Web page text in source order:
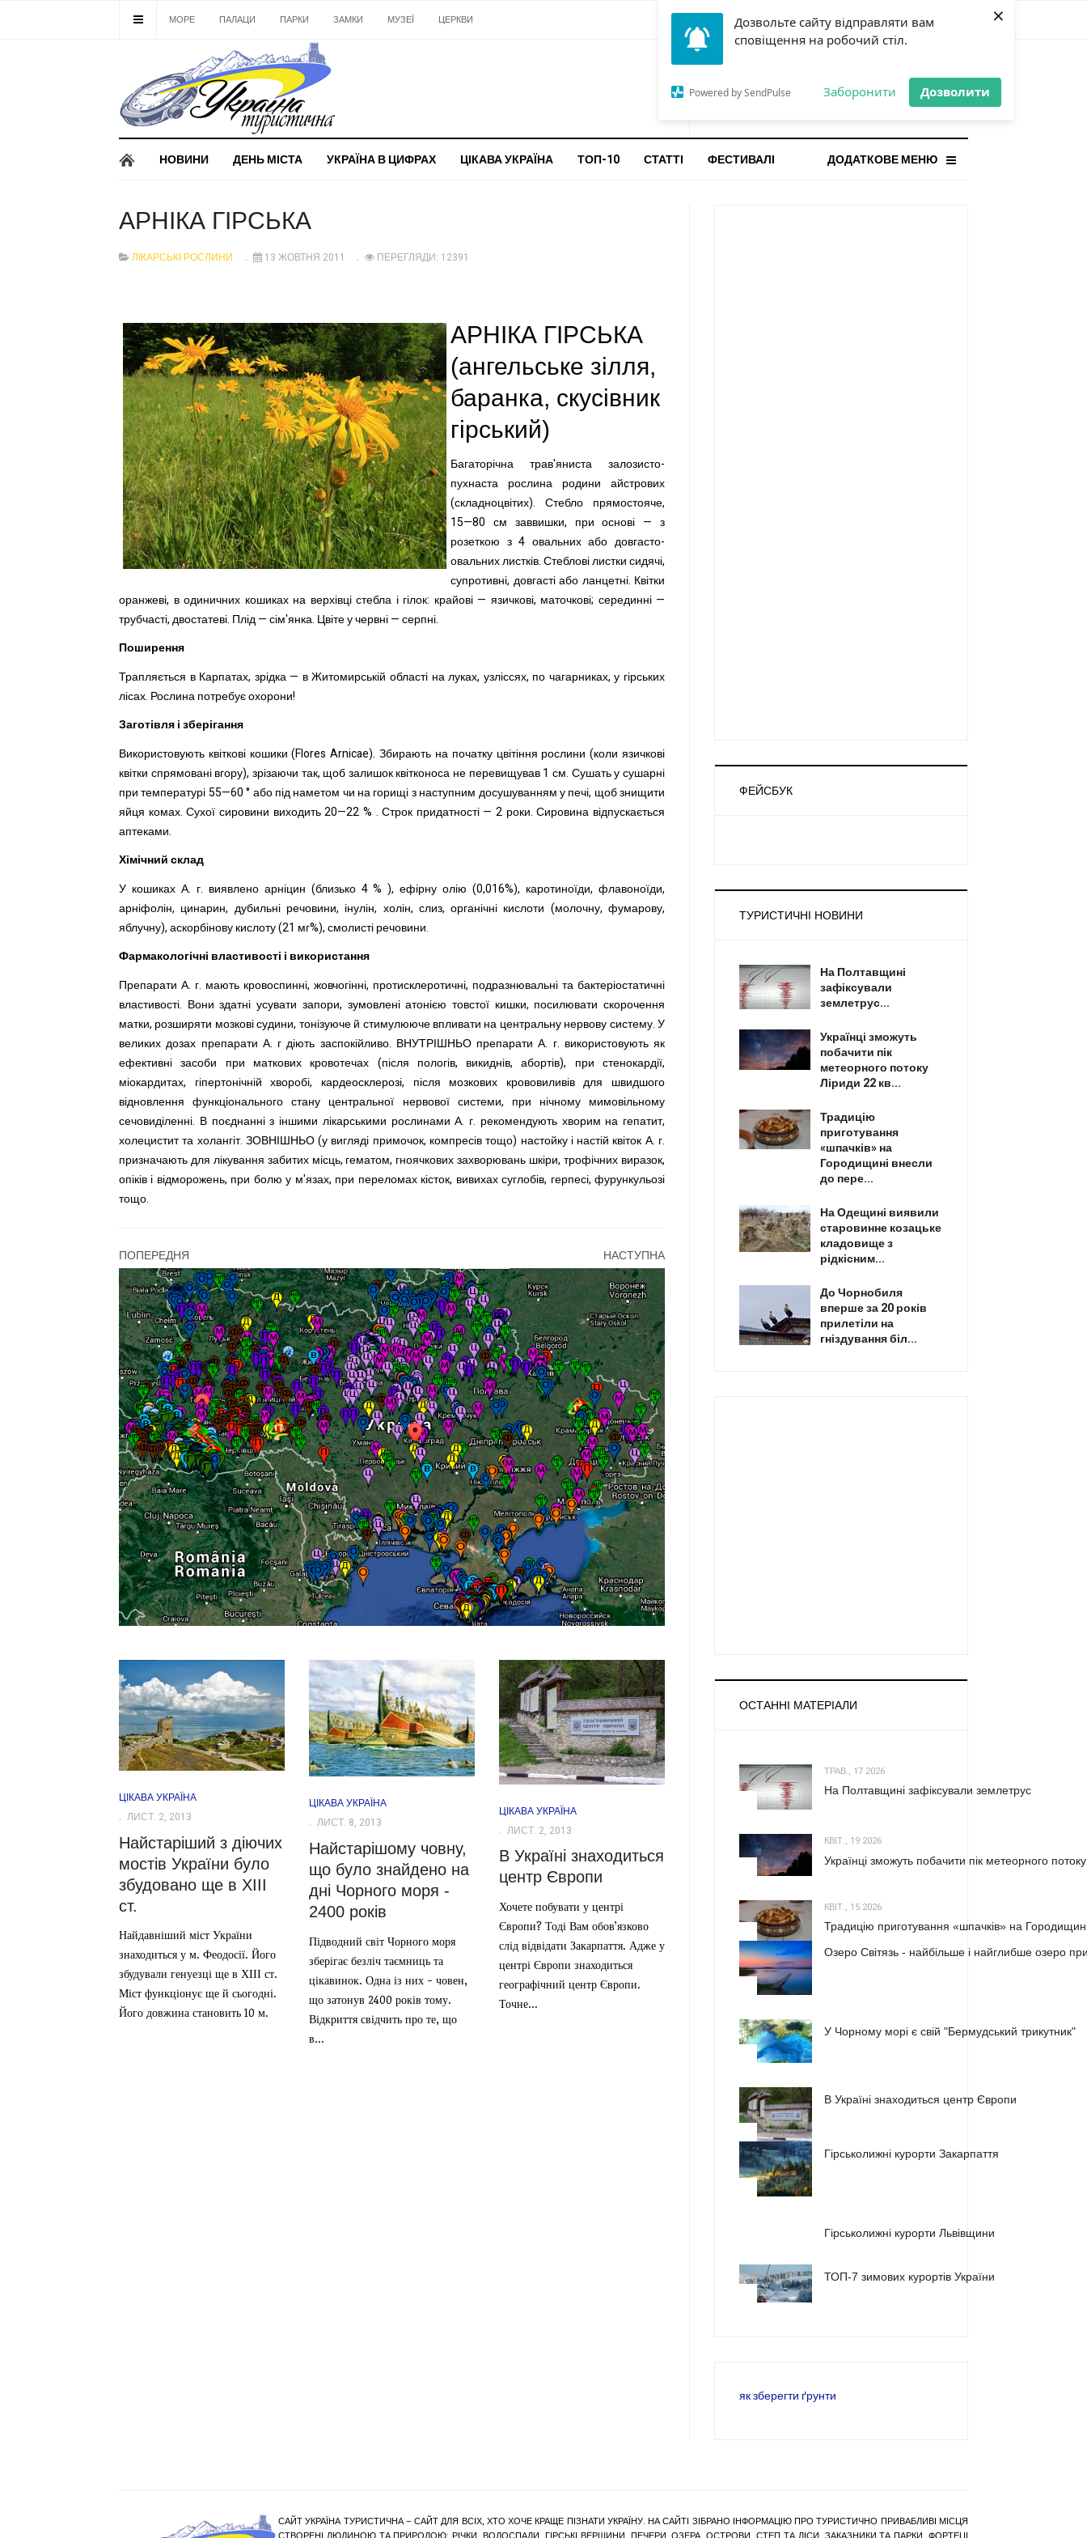
Дозвольте сайту відправляти вам
сповіщення на робочий стіл.
Powered by SendPulse Заборонити Дозволити
×
МОРЕ ПАЛАЦИ ПАРКИ ЗАМКИ МУЗЕЇ ЦЕРКВИ
ОСТАННЯ НОВИНА
Gorilla і відповідальна гра:
чому ліміти важливі поруч із
НОВИНИ ДЕНЬ МІСТА УКРАЇНА В ЦИФРАХ ЦІКАВА УКРАЇНА ТОП-10 СТАТТІ ДОДАТКОВЕ МЕНЮ
ФЕСТИВАЛІ
АРНІКА ГІРСЬКА
ЛІКАРСЬКІ РОСЛИНИ 13 ЖОВТНЯ 2011 ПЕРЕГЛЯДИ: 12391
АРНІКА ГІРСЬКА
(ангельське зілля,
баранка, скусівник
гірський)
Багаторічна трав'яниста залозисто-
пухнаста рослина родини айстрових
(складноцвітих). Стебло прямостояче,
15—80 см заввишки, при основі — з
розеткою з 4 овальних або довгасто-
овальних листків. Стеблові листки сидячі,
супротивні, довгасті або ланцетні. Квітки
оранжеві, в одиничних кошиках на верхівці стебла і гілок: крайові — язичкові, маточкові; серединні —
трубчасті, двостатеві. Плід — сім'янка. Цвіте у червні — серпні.
Поширення
Трапляється в Карпатах, зрідка — в Житомирській області на луках, узліссях, по чагарниках, у гірських
лісах. Рослина потребує охорони!
Заготівля і зберігання
Використовують квіткові кошики (Flores Arnicae).Збирають на початку цвітіння рослини (коли язичкові
квітки спрямовані вгору), зрізаючи так, щоб залишок квітконоса не перевищував 1 см. Сушать у сушарні
при температурі 55—60 ° або під наметом чи на горищі з наступним досушуванням у печі, щоб знищити
яйця комах. Сухої сировини виходить 20—22 % . Строк придатності — 2 роки. Сировина відпускається
аптеками.
Хімічний склад
У кошиках А. г. виявлено арніцин (близько 4 % ), ефірну олію (0,016%), каротиноїди, флавоноїди,
арніфолін, цинарин, дубильні речовини, інулін, холін, слиз, органічні кислоти (молочну, фумарову,
яблучну), аскорбінову кислоту (21 мг%), смолисті речовини.
Фармакологічні властивості і використання
Препарати А. г. мають кровоспинні, жовчогінні, протисклеротичні, подразнювальні та бактеріостатичні
властивості. Вони здатні усувати запори, зумовлені атонією товстої кишки, посилювати скорочення
матки, розширяти мозкові судини, тонізуюче й стимулююче впливати на центральну нервову систему. У
великих дозах препарати А. г діють заспокійливо. ВНУТРІШНЬО препарати А. г. використовують як
ефективні засоби при маткових кровотечах (після пологів, викиднів, абортів), при стенокардії,
міокардитах, гіпертонічній хворобі, кардеосклерозі, після мозкових крововиливів для швидшого
відновлення функціонального стану центральної нервової системи, при нічному мимовільному
сечовиділенні. В поєднанні з іншими лікарськими рослинами А. г. рекомендують хворим на гепатит,
холецистит та холангіт. ЗОВНІШНЬО (у вигляді примочок, компресів тощо) настойку і настій квіток А. г.
призначають для лікування забитих місць, гематом, гноячкових захворювань шкіри, трофічних виразок,
опіків і відморожень, при болю у м'язах, при переломах кісток, вивихах суглобів, герпесі, фурункульозі
тощо.
ПОПЕРЕДНЯ НАСТУПНА
ЦІКАВА УКРАЇНА
ЛИСТ. 2, 2013
Найстаріший з діючих
мостів України було
збудовано ще в ХІІІ
ст.
Найдавніший міст України
знаходиться у м. Феодосії. Його
збудували генуезці ще в ХІІІ ст.
Міст функціонує ще й сьогодні.
Його довжина становить 10 м.
ЦІКАВА УКРАЇНА
ЛИСТ. 8, 2013
Найстарішому човну,
що було знайдено на
дні Чорного моря -
2400 років
Підводний світ Чорного моря
зберігає безліч таємниць та
цікавинок. Одна із них - човен,
що затонув 2400 років тому.
Відкриття свідчить про те, що
в...
ЦІКАВА УКРАЇНА
ЛИСТ. 2, 2013
В Україні знаходиться
центр Європи
Хочете побувати у центрі
Європи? Тоді Вам обов’язково
слід відвідати Закарпаття. Адже у
центрі Європи знаходиться
географічний центр Європи.
Точне...
ФЕЙСБУК
ТУРИСТИЧНІ НОВИНИ
На Полтавщині
зафіксували
землетрус...
Українці зможуть
побачити пік
метеорного потоку
Ліриди 22 кв...
Традицію
приготування
«шпачків» на
Городищині внесли
до пере...
На Одещині виявили
старовинне козацьке
кладовище з
рідкісним...
До Чорнобиля
вперше за 20 років
прилетіли на
гніздування біл...
ОСТАННІ МАТЕРІАЛИ
ТРАВ., 17 2026
На Полтавщині зафіксували землетрус
КВІТ., 19 2026
Українці зможуть побачити пік метеорного
КВІТ., 15 2026
Традицію приготування «шпачків» на
Озеро Світязь - найбільше і найглибше озеро
У Чорному морі є свій "Бермудський трикутник"
В Україні знаходиться центр Європи
Гірськолижні курорти Закарпаття
Гірськолижні курорти Львівщини
ТОП-7 зимових курортів України
як зберегти ґрунти
САЙТ УКРАЇНА ТУРИСТИЧНА – САЙТ ДЛЯ ВСІХ, ХТО ХОЧЕ КРАЩЕ ПІЗНАТИ УКРАЇНУ. НА САЙТІ ЗІБРАНО ІНФОРМАЦІЮ ПРО ТУРИСТИЧНО ПРИВАБЛИВІ МІСЦЯ